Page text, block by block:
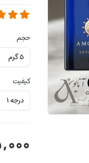
حجم
کیفیت